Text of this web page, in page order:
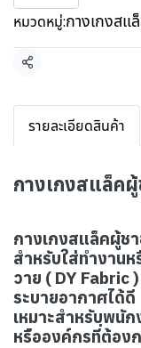
หมวดหมู่:กางเกงสแ
แชร์
รายละเอียดสินค้า
กางเกงสแล็ค
กางเกงสแล็คผู้ช
สำหรับใส่ทำงาน
วาย ( DY Fabric
ระบายอากาศได้
เหมาะสำหรับพนั
หรือองค์กรที่ต้อ